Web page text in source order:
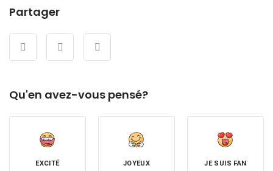
Partager
Qu'en avez-vous pensé?
EXCITÉ JOYEUX JE SUIS FAN